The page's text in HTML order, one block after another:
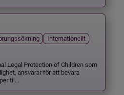
Internationellt
Legal Protection of Children som
ansvarar för att bevara
til...